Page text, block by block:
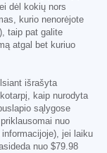
dėl kokių nors
kurio nenorėjote
taip pat galite
atgal bet kuriuo
išrašyta
kaip nurodyta
sąlygose
nuo
jei laiku
nuo $79.98